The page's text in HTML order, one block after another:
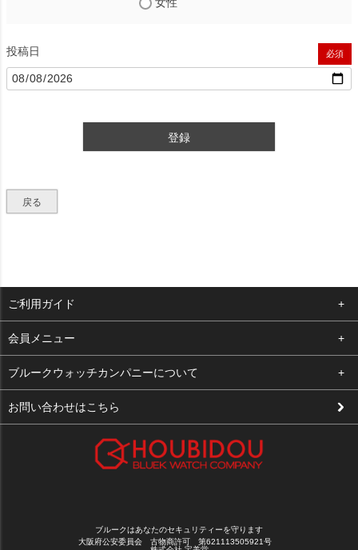
投稿日
(必須)
登録
戻る
ご利用ガイド
よくある質問
支払い・送料
修理依頼
会員メニュー
ログイン
お気に入り
ブルークウォッチカンパニーについて
会社概要
お問い合わせはこちら
ブルークはあなたのセキュリティーを守ります
大阪府公安委員会 古物商許可 第621113505921号